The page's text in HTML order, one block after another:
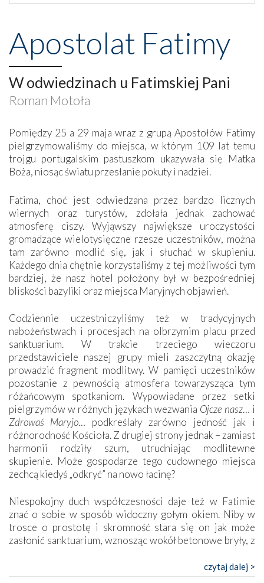
Apostolat Fatimy
W odwiedzinach u Fatimskiej Pani
Roman Motoła
Pomiędzy 25 a 29 maja wraz z grupą Apostołów Fatimy
pielgrzymowaliśmy do miejsca, w którym 109 lat temu
trojgu portugalskim pastuszkom ukazywała się Matka
Boża, niosąc światu przesłanie pokuty i nadziei.
Fatima, choć jest odwiedzana przez bardzo licznych
wiernych oraz turystów, zdołała jednak zachować
atmosferę ciszy. Wyjąwszy największe uroczystości
gromadzące wielotysięczne rzesze uczestników, można
tam zarówno modlić się, jak i słuchać w skupieniu.
Każdego dnia chętnie korzystaliśmy z tej możliwości tym
bardziej, że nasz hotel położony był w bezpośredniej
bliskości bazyliki oraz miejsca Maryjnych objawień.
Codziennie uczestniczyliśmy też w tradycyjnych
nabożeństwach i procesjach na olbrzymim placu przed
sanktuarium. W trakcie trzeciego wieczoru
przedstawiciele naszej grupy mieli zaszczytną okazję
prowadzić fragment modlitwy. W pamięci uczestników
pozostanie z pewnością atmosfera towarzysząca tym
różańcowym spotkaniom. Wypowiadane przez setki
pielgrzymów w różnych językach wezwania Ojcze nasz… i
Zdrowaś Maryjo… podkreślały zarówno jedność jak i
różnorodność Kościoła. Z drugiej strony jednak – zamiast
harmonii rodziły szum, utrudniając modlitewne
skupienie. Może gospodarze tego cudownego miejsca
zechcą kiedyś „odkryć” na nowo łacinę?
Niespokojny duch współczesności daje też w Fatimie
znać o sobie w sposób widoczny gołym okiem. Niby w
trosce o prostotę i skromność stara się on jak może
zasłonić sanktuarium, wznosząc wokół betonowe bryły, z
katolickiego kultu. Tylko co wspólnego z żywą,
autentyczną wiarą mogą mieć płaskie, szare bunkry albo
czytaj dalej >